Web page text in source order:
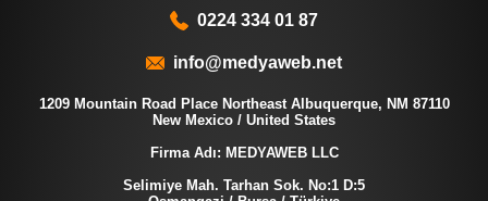
0224 334 01 87
info@medyaweb.net
1209 Mountain Road Place Northeast Albuquerque, NM 87110
New Mexico / United States
Firma Adı: MEDYAWEB LLC
Selimiye Mah. Tarhan Sok. No:1 D:5